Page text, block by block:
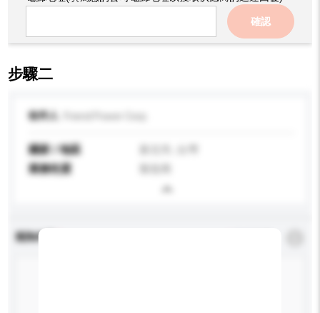
確認
步驟二
收件人
國家 / 地區
業務性質
查詢內容